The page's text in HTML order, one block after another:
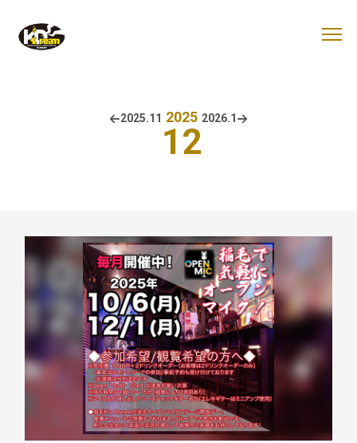
2025.11 2025
12
2026.1